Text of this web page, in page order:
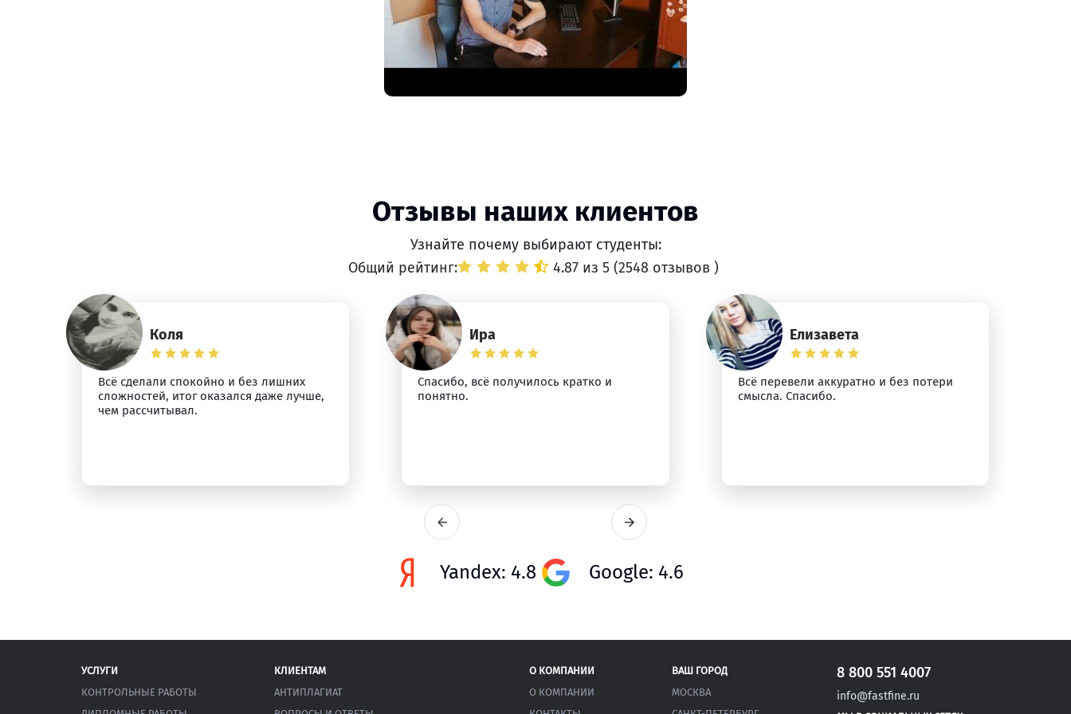
Отзывы наших клиентов
Узнайте почему выбирают студенты:
Общий рейтинг:
4.87 из 5 (2548 отзывов )
Коля
Всё сделали спокойно и без лишних
сложностей, итог оказался даже лучше,
чем рассчитывал.
Ира
Спасибо, всё получилось кратко и
понятно.
Елизавета
Всё перевели аккуратно и без потери
смысла. Спасибо.
Yandex: 4.8 Google: 4.6
УСЛУГИ
КОНТРОЛЬНЫЕ РАБОТЫ
КЛИЕНТАМ
АНТИПЛАГИАТ
О КОМПАНИИ
О КОМПАНИИ
ВАШ ГОРОД
МОСКВА
8 800 551 4007
info@fastfine.ru